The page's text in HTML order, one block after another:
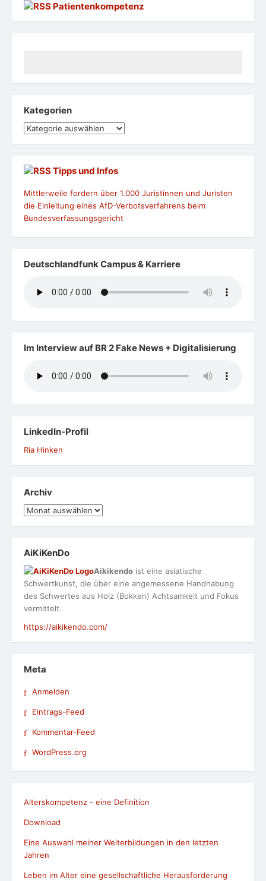
Patientenkompetenz
Kategorien
Kategorien
Tipps und Infos
Mittlerweile fordern über 1.000 Juristinnen und Juristen
die Einleitung eines AfD-Verbotsverfahrens beim
Bundesverfassungsgericht
Deutschlandfunk Campus & Karriere
Im Interview auf BR 2 Fake News + Digitalisierung
LinkedIn-Profil
Ria Hinken
Archiv
Archiv
AiKiKenDo
Aikikendo ist eine asiatische
Schwertkunst, die über eine angemessene Handhabung
des Schwertes aus Holz (Bokken) Achtsamkeit und Fokus
vermittelt.
https://aikikendo.com/
Meta
Anmelden
Eintrags-Feed
Kommentar-Feed
WordPress.org
Alterskompetenz - eine Definition
Download
Eine Auswahl meiner Weiterbildungen in den letzten
Jahren
Leben im Alter eine gesellschaftliche Herausforderung